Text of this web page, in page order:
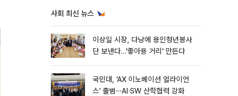
사회 최신 뉴스
이상일 시장, 다낭에 용인청년봉사
단 보낸다…'좋아용 거리' 만든다
국민대, ‘AX 이노베이션 얼라이언
스’ 출범⋯AI·SW 산학협력 강화